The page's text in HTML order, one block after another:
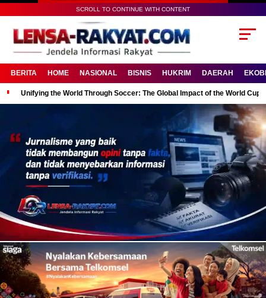
SCROLL TO CONTINUE WITH CONTENT
BERITA HOME NASIONAL BISNIS HUKRIM DAERAH
Unifying the World Through Soccer: The Global Impact of the World Cup